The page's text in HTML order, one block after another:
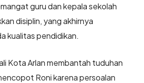
guru dan kepala sekolah
disiplin, yang akhirnya
kualitas pendidikan.
Kota Arlan membantah tuduhan
Roni karena persoalan